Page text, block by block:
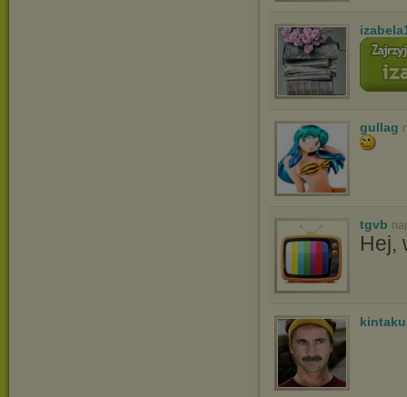
gullag
tgvb
Hej,